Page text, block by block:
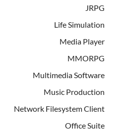
JRPG
Life Simulation
Media Player
MMORPG
Multimedia Software
Music Production
Network Filesystem Client
Office Suite